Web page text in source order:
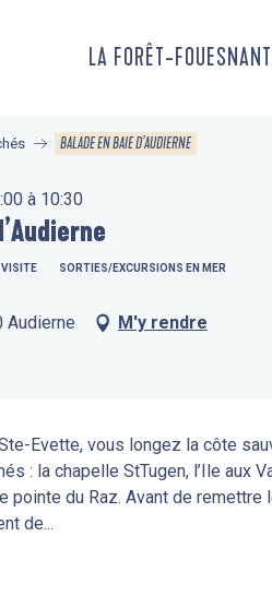
LA FORÊT-FOUESNANT
BALADE EN BAIE D’AUDIERNE
à 10:30
SORTIES/EXCURSIONS EN MER
Audierne M'y rendre
Evette, vous longez la côte
: la chapelle StTugen, l’Ile aux
pointe du Raz. Avant de remettre
de...